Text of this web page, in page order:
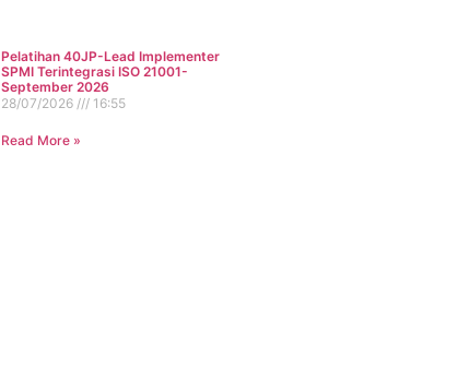
Pelatihan 40JP-Lead Implementer
SPMI Terintegrasi ISO 21001-
September 2026
28/07/2026
16:55
Read More »